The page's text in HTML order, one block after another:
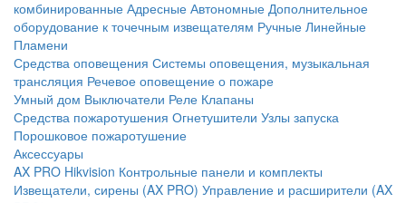
комбинированные Адресные Автономные Дополнительное
оборудование к точечным извещателям Ручные Линейные
Пламени
Средства оповещения Системы оповещения, музыкальная
трансляция Речевое оповещение о пожаре
Умный дом Выключатели Реле Клапаны
Средства пожаротушения Огнетушители Узлы запуска
Порошковое пожаротушение
Аксессуары
AX PRO Hikvision Контрольные панели и комплекты
Извещатели, сирены (AX PRO) Управление и расширители (AX